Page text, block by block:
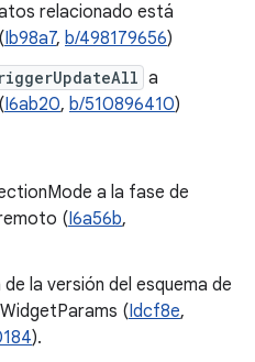
relacionado está
Ib98a7, b/498179656)
a
I6ab20, b/510896410)
a la fase de
(I6a56b,
la versión del esquema de
(Idcf8e,
).